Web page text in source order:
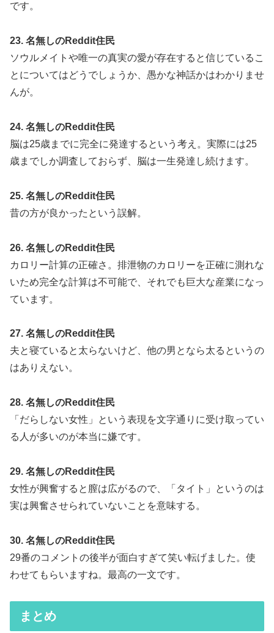
です。
23. 名無しのReddit住民
ソウルメイトや唯一の真実の愛が存在すると信じているこ
とについてはどうでしょうか、愚かな神話かはわかりませ
んが。
24. 名無しのReddit住民
脳は25歳までに完全に発達するという考え。実際には25
歳までしか調査しておらず、脳は一生発達し続けます。
25. 名無しのReddit住民
昔の方が良かったという誤解。
26. 名無しのReddit住民
カロリー計算の正確さ。排泄物のカロリーを正確に測れな
いため完全な計算は不可能で、それでも巨大な産業になっ
ています。
27. 名無しのReddit住民
夫と寝ていると太らないけど、他の男となら太るというの
はありえない。
28. 名無しのReddit住民
「だらしない女性」という表現を文字通りに受け取ってい
る人が多いのが本当に嫌です。
29. 名無しのReddit住民
女性が興奮すると膣は広がるので、「タイト」というのは
実は興奮させられていないことを意味する。
30. 名無しのReddit住民
29番のコメントの後半が面白すぎて笑い転げました。使
わせてもらいますね。最高の一文です。
まとめ